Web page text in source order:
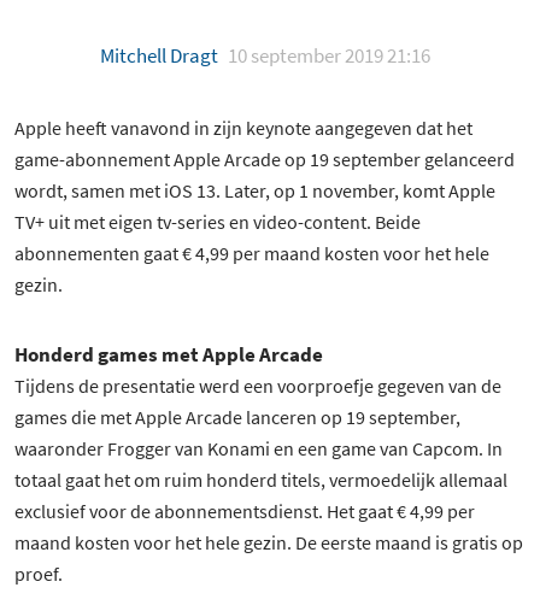
Mitchell Dragt 10 september 2019 21:16
Apple heeft vanavond in zijn keynote aangegeven dat het
game-abonnement Apple Arcade op 19 september gelanceerd
wordt, samen met iOS 13. Later, op 1 november, komt Apple
TV+ uit met eigen tv-series en video-content. Beide
abonnementen gaat € 4,99 per maand kosten voor het hele
gezin.
Honderd games met Apple Arcade
Tijdens de presentatie werd een voorproefje gegeven van de
games die met Apple Arcade lanceren op 19 september,
waaronder Frogger van Konami en een game van Capcom. In
totaal gaat het om ruim honderd titels, vermoedelijk allemaal
exclusief voor de abonnementsdienst. Het gaat € 4,99 per
maand kosten voor het hele gezin. De eerste maand is gratis op
proef.